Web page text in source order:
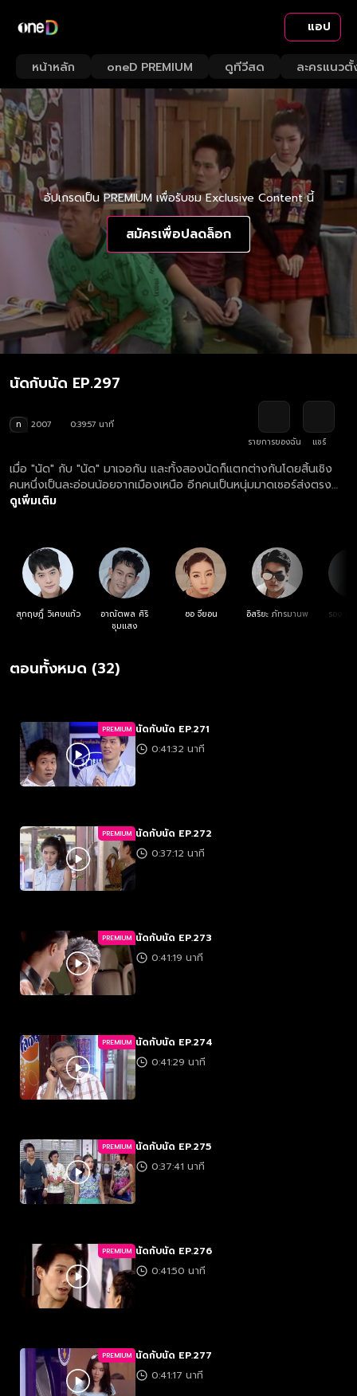
แอป
หน้าหลัก oneD PREMIUM ดูทีวีสด ละครแนวตั้
อัปเกรดเป็น PREMIUM เพื่อรับชม Exclusive Content นี้
สมัครเพื่อปลดล็อก
นัดกับนัด EP.297
ท 2007
0:39:57 นาที
รายการของฉัน
แชร์
เมื่อ "นัด" กับ "นัด" มาเจอกัน และทั้งสองนัดก็แตกต่างกันโดยสิ้นเชิง
คนหนึ่งเป็นละอ่อนน้อยจากเมืองเหนือ อีกคนเป็นหนุ่มมาดเซอร์ส่งตรง
จากแดนอีสาน จึงเกิดเป็นเรื่องป่วนผสานความฮาตามสไตล์หนุ่มต่าง
ดูเพิ่มเติม
สุกฤษฎิ์ วิเศษแก้ว
อาณัตพล ศิริ
ชุมแสง
ซอ จียอน อิสริยะ ภัทรมานพ รอง เ
ตอนทั้งหมด (32)
PREMIUM นัดกับนัด EP.271
0:41:32 นาที
PREMIUM นัดกับนัด EP.272
0:37:12 นาที
PREMIUM นัดกับนัด EP.273
0:41:19 นาที
PREMIUM นัดกับนัด EP.274
0:41:29 นาที
PREMIUM นัดกับนัด EP.275
0:37:41 นาที
PREMIUM นัดกับนัด EP.276
0:41:50 นาที
PREMIUM นัดกับนัด EP.277
0:41:17 นาที